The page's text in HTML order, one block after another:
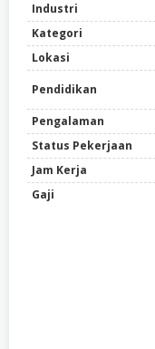
Industri
Kategori
Lokasi
Pendidikan
Pengalaman
Status Pekerjaan
Jam Kerja
Gaji